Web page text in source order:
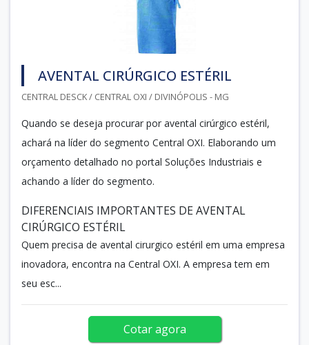
AVENTAL CIRÚRGICO ESTÉRIL
CENTRAL DESCK / CENTRAL OXI / DIVINÓPOLIS - MG
Quando se deseja procurar por avental cirúrgico estéril,
achará na líder do segmento Central OXI. Elaborando um
orçamento detalhado no portal Soluções Industriais e
achando a líder do segmento.
DIFERENCIAIS IMPORTANTES DE AVENTAL
CIRÚRGICO ESTÉRIL
Quem precisa de avental cirurgico estéril em uma empresa
inovadora, encontra na Central OXI. A empresa tem em
seu esc...
Cotar agora